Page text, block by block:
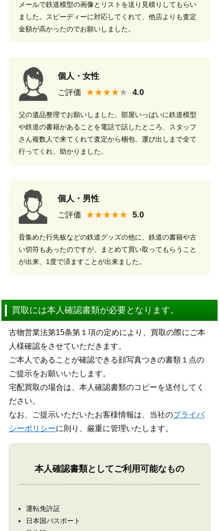
メールで鉄道模型の画像とリストを送り見積りしてもらい
ました。スピーディーに対応してくれて、他店よりも査定
金額が高かったのでお願いしました。
個人・女性
ご評価 ★★★★
父の遺品整理でお願いしました。部屋いっぱいに鉄道模型
や鉄道の書籍があることを電話で話したところ、スタッフ
さん複数人で来てくれて査定から梱包、運び出しまで全て
行ってくれ、助かりました。
個人・男性
ご評価 ★★★★★
昔集めた行先板などの鉄道グッズの他に、鉄道の書籍や古
い切符もあったのですが、まとめて買い取ってもらうこと
が出来、1度で済ますことが出来ました。
買取には本人確認書類が必要となります。
古物営業法第15条第１項の定めにより、買取の際にご本
人様確認をさせていただきます。
ご本人であることが確認できる顔写真つきの書類１点の
ご提示をお願いいたします。
宅配買取の場合は、本人確認書類のコピーを送付してく
ださい。
なお、ご提示いただいたお客様情報は、当社のプライバ
シーポリシーに則り、厳重に管理いたします。
本人確認書類としてご利用可能なもの
運転免許証
日本国パスポート